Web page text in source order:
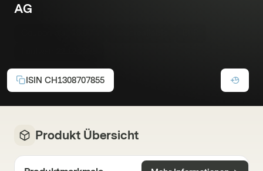
AG
ISIN CH1308707855
Produkt Übersicht